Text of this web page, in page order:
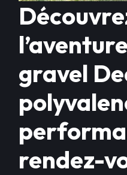
gravel
rendez-